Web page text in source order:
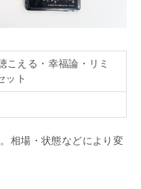
こえる・幸福論・リミ
ット
相場・状態などにより変